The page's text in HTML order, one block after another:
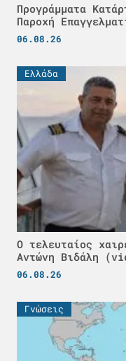
Προγράμματα
Παροχή
06.08.26
Ελλάδα
Ο τελευταίος
Αντώνη Βιδάλη
06.08.26
Γνώσεις